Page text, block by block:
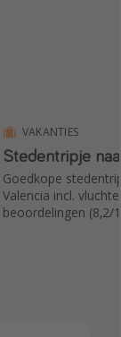
VAKANTIES
Stedentripje
Goedkope
Valencia incl.
beoordelingen (8,2/